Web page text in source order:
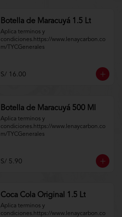
Botella de Maracuyá 1.5 Lt
Aplica terminos y
condiciones.https://www.lenaycarbon.co
m/TYCGenerales
S/ 16.00
Botella de Maracuyá 500 Ml
Aplica terminos y
condiciones.https://www.lenaycarbon.co
m/TYCGenerales
S/ 5.90
Coca Cola Original 1.5 Lt
Aplica terminos y
condiciones.https://www.lenaycarbon.co